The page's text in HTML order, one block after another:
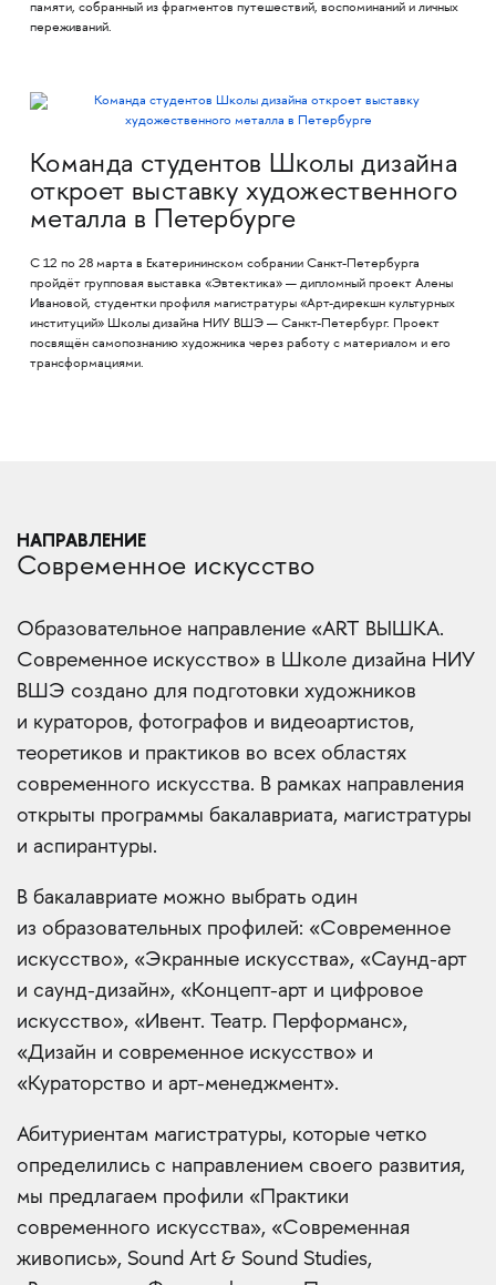
памяти, собранный из фрагментов путешествий, воспоминаний и личных
переживаний.
Команда студентов Школы дизайна
откроет выставку художественного
металла в Петербурге
С 12 по 28 марта в Екатерининском собрании Санкт-Петербурга
пройдёт групповая выставка «Эвтектика» — дипломный проект Алены
Ивановой, студентки профиля магистратуры «Арт-дирекшн культурных
институций» Школы дизайна НИУ ВШЭ — Санкт-Петербург. Проект
посвящён самопознанию художника через работу с материалом и его
трансформациями.
НАПРАВЛЕНИЕ
Современное искусство
Образовательное направление «ART ВЫШКА.
Современное искусство» в Школе дизайна НИУ
ВШЭ создано для подготовки художников
и кураторов, фотографов и видеоартистов,
теоретиков и практиков во всех областях
современного искусства. В рамках направления
открыты программы бакалавриата, магистратуры
и аспирантуры.
В бакалавриате можно выбрать один
из образовательных профилей: «Современное
искусство», «Экранные искусства», «Саунд-арт
и саунд-дизайн», «Концепт-арт и цифровое
искусство», «Ивент. Театр. Перформанс»,
«Дизайн и современное искусство» и
«Кураторство и арт-менеджмент».
Абитуриентам магистратуры, которые четко
определились с направлением своего развития,
мы предлагаем профили «Практики
современного искусства», «Современная
живопись», Sound Art & Sound Studies,